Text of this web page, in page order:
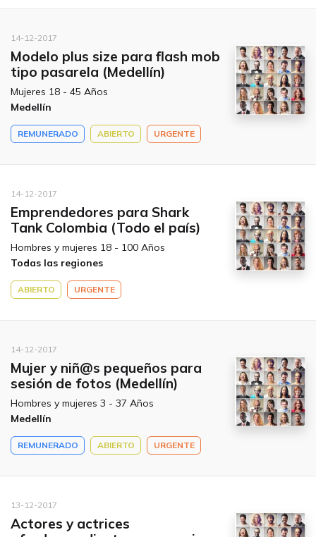
14-12-2017
Modelo plus size para flash mob
tipo pasarela (Medellín)
Mujeres 18 - 45 Años
Medellín
REMUNERADO ABIERTO URGENTE
14-12-2017
Emprendedores para Shark
Tank Colombia (Todo el país)
Hombres y mujeres 18 - 100 Años
Todas las regiones
ABIERTO URGENTE
14-12-2017
Mujer y niñ@s pequeños para
sesión de fotos (Medellín)
Hombres y mujeres 3 - 37 Años
Medellín
REMUNERADO ABIERTO URGENTE
13-12-2017
Actores y actrices